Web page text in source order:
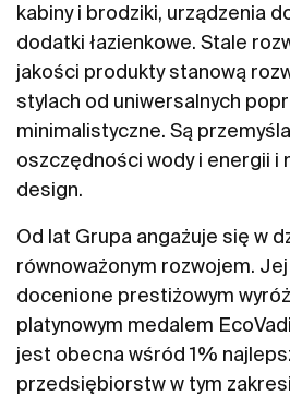
kabiny i brodziki, urządzenia
dodatki łazienkowe. Stale
jakości produkty stanową
stylach od uniwersalnych
minimalistyczne. Są
oszczędności wody i energii i
design.
Od lat Grupa angażuje się w
równoważonym rozwojem. Jej
docenione prestiżowym
platynowym medalem
jest obecna wśród 1%
przedsiębiorstw w tym